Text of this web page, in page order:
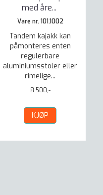
med åre...
Vare nr. 101.1002
Tandem kajakk kan
påmonteres enten
regulerbare
aluminiumsstoler eller
rimelige...
8.500,-
KJØP